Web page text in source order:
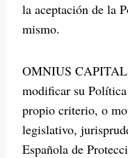
la aceptación de la
mismo.
OMNIUS
modificar su
propio criterio, o
legislativo,
Española de